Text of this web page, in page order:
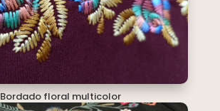
Bordado floral multicolor